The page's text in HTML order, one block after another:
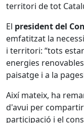
territori de tot
El president del
emfatitzat la
i territori: “tots
energies
paisatge i a la
Així mateix, ha
d'avui per
participació i el